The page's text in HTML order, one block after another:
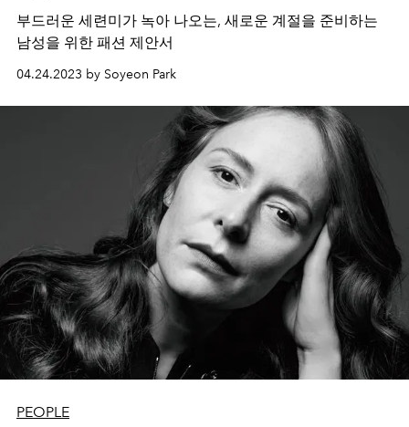
부드러운 세련미가 녹아 나오는, 새로운 계절을 준비하는
남성을 위한 패션 제안서
04.24.2023 by Soyeon Park
PEOPLE